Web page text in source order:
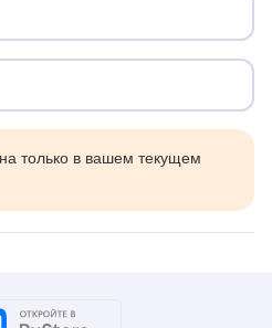
только в вашем текущем